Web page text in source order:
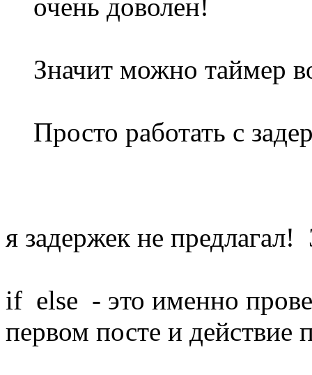
очень доволен!
Значит можно таймер
Просто работать с
я задержек не
if else - это именно
первом посте и действие